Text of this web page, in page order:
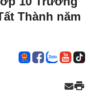
Việc làm
Thành năm